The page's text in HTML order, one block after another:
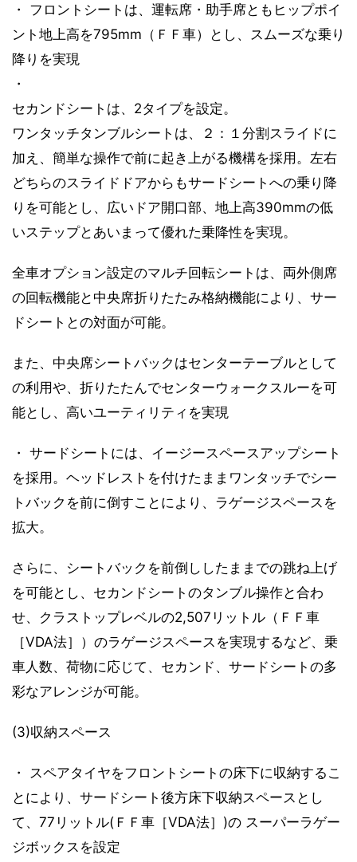
・ フロントシートは、運転席・助手席ともヒップポイ
ント地上高を795mm（ＦＦ車）とし、スムーズな乗り
降りを実現
・
セカンドシートは、2タイプを設定。
ワンタッチタンブルシートは、２：１分割スライドに
加え、簡単な操作で前に起き上がる機構を採用。左右
どちらのスライドドアからもサードシートへの乗り降
りを可能とし、広いドア開口部、地上高390mmの低
いステップとあいまって優れた乗降性を実現。
全車オプション設定のマルチ回転シートは、両外側席
の回転機能と中央席折りたたみ格納機能により、サー
ドシートとの対面が可能。
また、中央席シートバックはセンターテーブルとして
の利用や、折りたたんでセンターウォークスルーを可
能とし、高いユーティリティを実現
・ サードシートには、イージースペースアップシート
を採用。ヘッドレストを付けたままワンタッチでシー
トバックを前に倒すことにより、ラゲージスペースを
拡大。
さらに、シートバックを前倒ししたままでの跳ね上げ
を可能とし、セカンドシートのタンブル操作と合わ
せ、クラストップレベルの2,507リットル（ＦＦ車
［VDA法］）のラゲージスペースを実現するなど、乗
車人数、荷物に応じて、セカンド、サードシートの多
彩なアレンジが可能。
(3)収納スペース
・ スペアタイヤをフロントシートの床下に収納するこ
とにより、サードシート後方床下収納スペースとし
て、77リットル(ＦＦ車［VDA法］)の スーパーラゲー
ジボックスを設定